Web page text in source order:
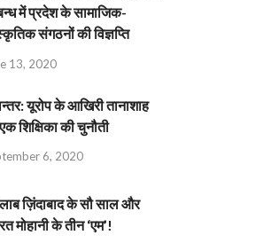
में प्रदेश के सामाजिक-
संगठनों की विज्ञप्ति
13, 2020
यूरोप के आखिरी तानाशाह
शिक्षिका की चुनौती
6, 2020
ज़िंदाबाद के सौ साल और
मोहानी के तीन ‘एम’!